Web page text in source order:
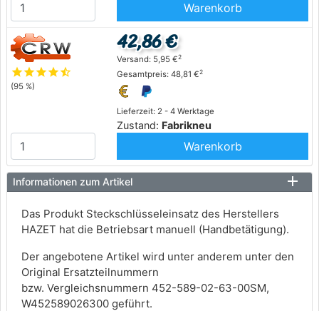
Warenkorb
starstarstarstarstar_half
(95 %)
Lieferzeit: 2 - 4 Werktage
Zustand: Fabrikneu
42,86 €
Versand: 5,95 €2
Gesamtpreis: 48,81 €2
Warenkorb
Informationen zum Artikel
Das Produkt Steckschlüsseleinsatz des Herstellers
HAZET hat die Betriebsart manuell (Handbetätigung).
Der angebotene Artikel wird unter anderem unter den
Original Ersatzteilnummern
bzw. Vergleichsnummern 452-589-02-63-00SM,
W452589026300 geführt.